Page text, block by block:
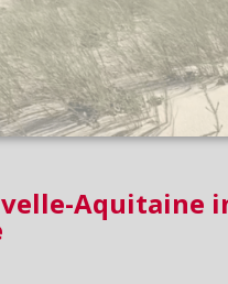
Aquitaine